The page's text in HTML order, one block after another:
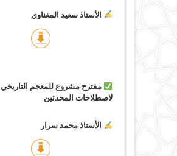
الأستاذ سعيد المغناوي
مقترح مشروع للمعجم التاريخي
لاصطلاحات المحدثين
الأستاذ محمد سرار